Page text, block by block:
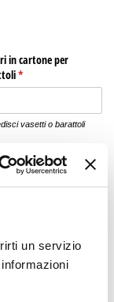
un servizio
in cartone per
*
(richiesto)
vasetti o barattoli
Biorfarm scrivi